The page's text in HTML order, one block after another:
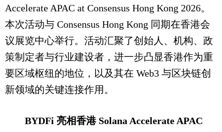
Accelerate APAC at Consensus Hong Kong 2026。
本次活动与 Consensus Hong Kong 同期在香港会
议展览中心举行。活动汇聚了创始人、机构、政
策制定者与行业建设者，进一步凸显香港作为重
要区域枢纽的地位，以及其在 Web3 与区块链创
新领域的关键连接作用。
BYDFi 亮相香港 Solana Accelerate APAC